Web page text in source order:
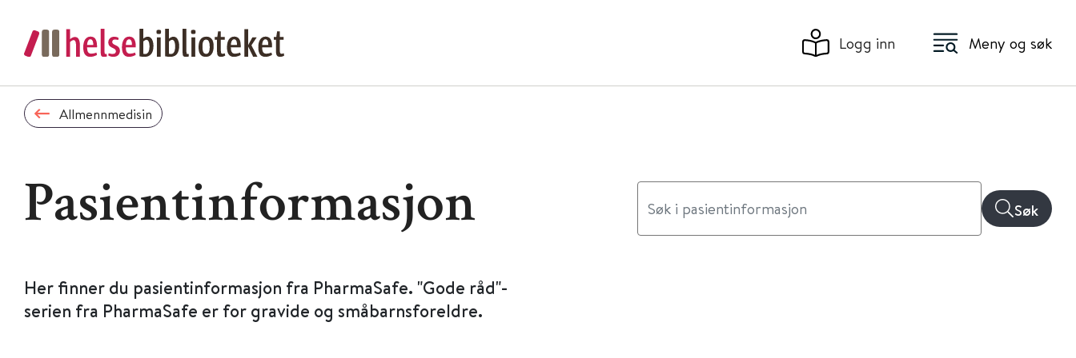
Logg inn Meny og søk
Allmennmedisin
Pasientinformasjon Søk
Her finner du pasientinformasjon fra PharmaSafe. "Gode råd"-
serien fra PharmaSafe er for gravide og småbarnsforeldre.